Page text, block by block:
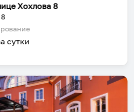
Хохлова 8
сутки